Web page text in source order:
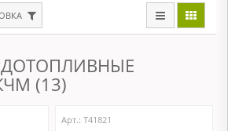
(13)
Арт.: Т41821